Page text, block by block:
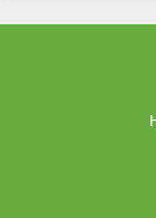
кого це
Що
Спас:
Водіїв
На